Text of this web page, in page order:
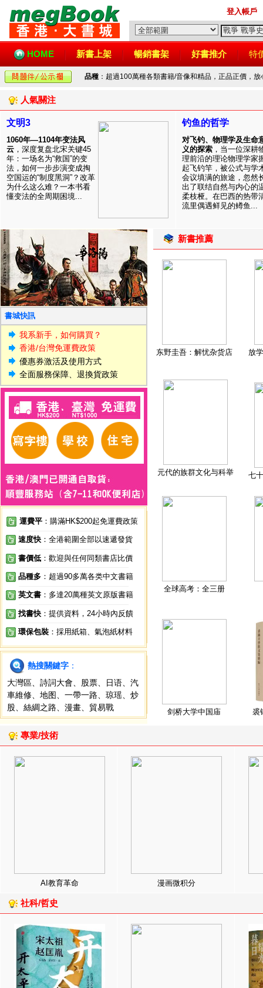
登入帳戶
HOME 新書上架 暢銷書架 好書推介 特
品種 ：超過100萬種各類書籍/音像和精品，正品正價，
人氣關注
文明3
1060年—1104年变法风
云 ，深度复盘北宋关键45
年：一场名为“救国”的变
法，如何一步步演变成掏
空国运的“制度黑洞”？改革
为什么这么难？一本书看
懂变法的全周期困境...
钓鱼的哲学
对飞钓、物理学及生命
义的探索 ，当一位深耕
理前沿的理论物理学家
起飞钓竿，被公式与学
会议填满的旅途，忽然
出了联结自然与内心的
柔枝桠。在巴西的热带
流里偶遇鲜见的鳟鱼...
書城快訊
我系新手，如何購買？
香港/台灣免運費政策
優惠券激活及使用方式
全面服務保障、退換貨政策
運費平 ：購滿HK$200起免運費政策
速度快 ：全港範圍全部以速遞發貨
書價低 ：歡迎與任何同類書店比價
品種多 ：超過90多萬各类中文書籍
英文書 ：多達20萬種英文原版書籍
找書快 ：提供資料，24小時內反饋
環保包裝 ：採用紙箱、氣泡紙材料
熱搜關鍵字 ：
大灣區
詩詞大會 股票 日语
汽
車維修
地图 一帶一路 琼瑶
炒
股
絲綢之路 漫畫 貿易戰
新書推薦
东野圭吾：解忧杂货店 放
元代的族群文化与科举 七
全球高考：全三册
剑桥大学中国庙 裘
專業/技術
AI教育革命 漫画微积分
社科/哲史